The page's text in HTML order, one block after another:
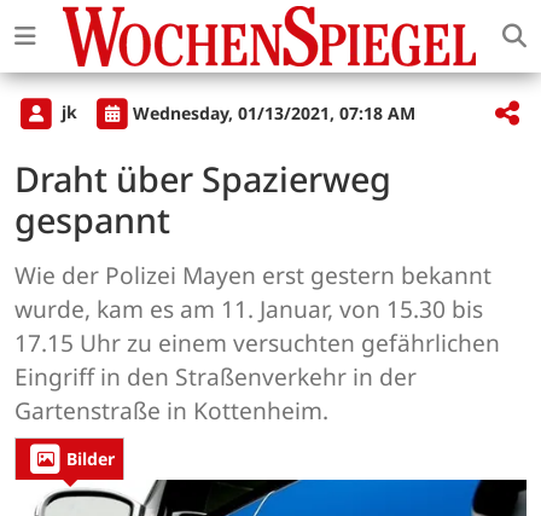
jk Wednesday, 01/13/2021, 07:18 AM
Draht über Spazierweg
gespannt
Wie der Polizei Mayen erst gestern bekannt
wurde, kam es am 11. Januar, von 15.30 bis
17.15 Uhr zu einem versuchten gefährlichen
Eingriff in den Straßenverkehr in der
Gartenstraße in Kottenheim.
Bilder